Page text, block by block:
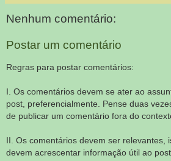
Nenhum comentário:
Postar um comentário
Regras para postar comentários:
I. Os comentários devem se ater ao
post, preferencialmente. Pense duas
de publicar um comentário fora do
II. Os comentários devem ser relevantes,
devem acrescentar informação útil ao